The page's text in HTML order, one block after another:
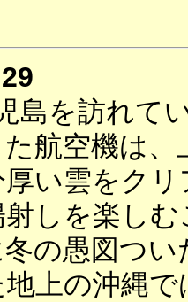
島を訪れて
航空機は、
い雲をク
しを楽し
の愚図つ
地上の沖縄